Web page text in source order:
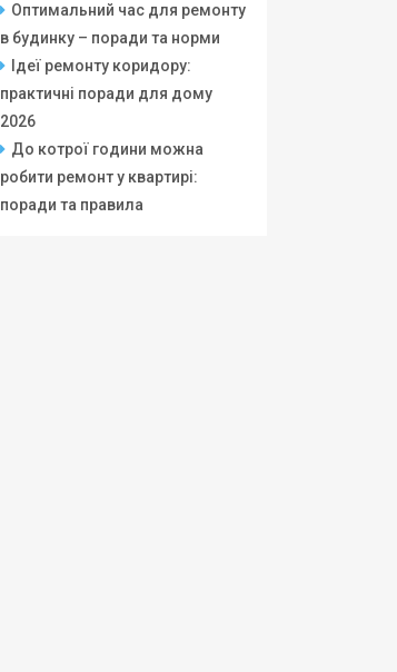
Оптимальний час для ремонту
в будинку – поради та норми
Ідеї ремонту коридору:
практичні поради для дому
2026
До котрої години можна
робити ремонт у квартирі:
поради та правила